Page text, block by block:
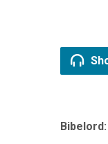
Bibelord: